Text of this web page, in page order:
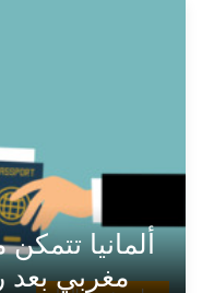
ألمانيا
مغربي بعد